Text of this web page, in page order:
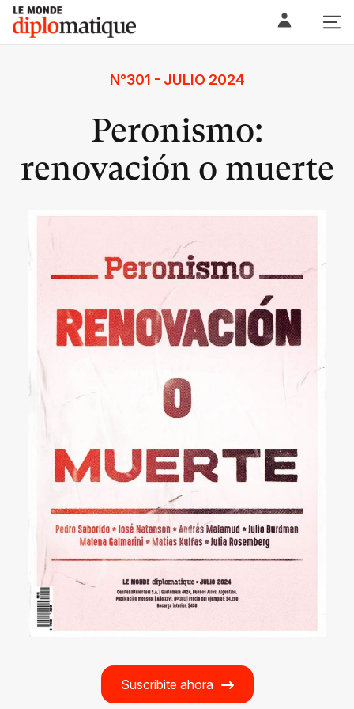
Skip
content
Le monde diplomatique
N°301 - JULIO 2024
Peronismo:
renovación o muerte
Suscribite ahora